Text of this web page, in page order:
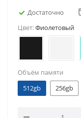
Достаточно
Цвет:Фиолетовый
Объём памяти
512gb
256gb